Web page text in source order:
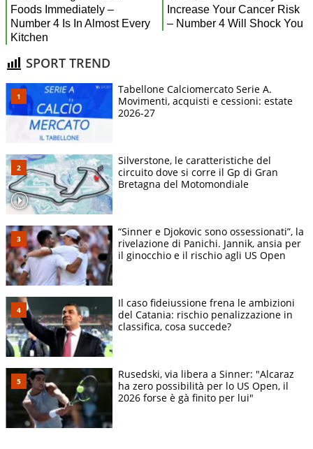
SPORT TREND
Tabellone Calciomercato Serie A.
Movimenti, acquisti e cessioni: estate
2026-27
Silverstone, le caratteristiche del
circuito dove si corre il Gp di Gran
Bretagna del Motomondiale
“Sinner e Djokovic sono ossessionati”, la
rivelazione di Panichi. Jannik, ansia per
il ginocchio e il rischio agli US Open
Il caso fideiussione frena le ambizioni
del Catania: rischio penalizzazione in
classifica, cosa succede?
Rusedski, via libera a Sinner: "Alcaraz
ha zero possibilità per lo US Open, il
2026 forse è gà finito per lui"